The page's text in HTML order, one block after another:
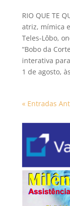
RIO QUE TE
atriz, mímica
Teles-Lôbo,
“Bobo da
interativa para
1 de agosto,
« Entradas